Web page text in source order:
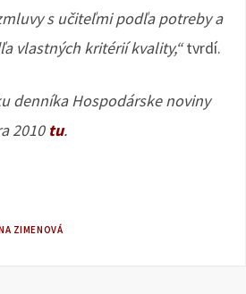
s učiteľmi podľa potreby a
vlastných kritérií kvality,“tvrdí.
denníka Hospodárske noviny
2010 tu.
ZIMENOVÁ